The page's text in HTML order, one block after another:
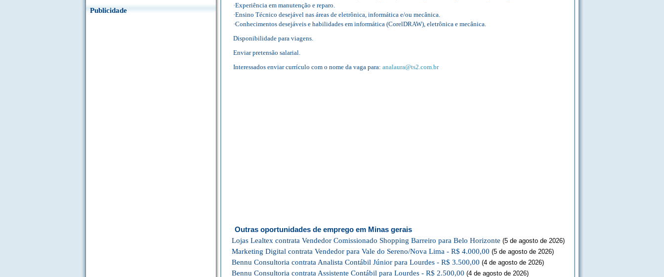
Publicidade
·Experiência em manutenção e reparo.
·Ensino Técnico desejável nas áreas de eletrônica, informática e/ou mecânica.
·Conhecimentos desejáveis e habilidades em informática (CorelDRAW), eletrônica e mecânica.
Disponibilidade para viagens.
Enviar pretensão salarial.
Interessados enviar currículo com o nome da vaga para: analaura@ts2.com.br
Outras oportunidades de emprego em Minas gerais
Lojas Lealtex contrata Vendedor Comissionado Shopping Barreiro para Belo Horizonte (5 de agosto de 2026)
Marketing Digital contrata Vendedor para Vale do Sereno/Nova Lima - R$ 4.000,00 (5 de agosto de 2026)
Bennu Consultoria contrata Analista Contábil Júnior para Lourdes - R$ 3.500,00 (4 de agosto de 2026)
Bennu Consultoria contrata Assistente Contábil para Lourdes - R$ 2.500,00 (4 de agosto de 2026)